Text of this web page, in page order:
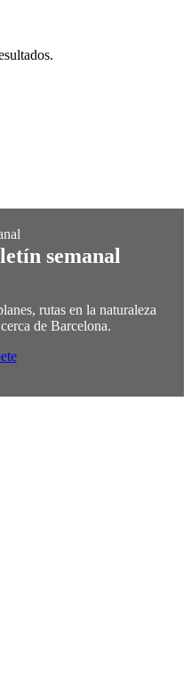
semanal
rutas en la naturaleza
de Barcelona.